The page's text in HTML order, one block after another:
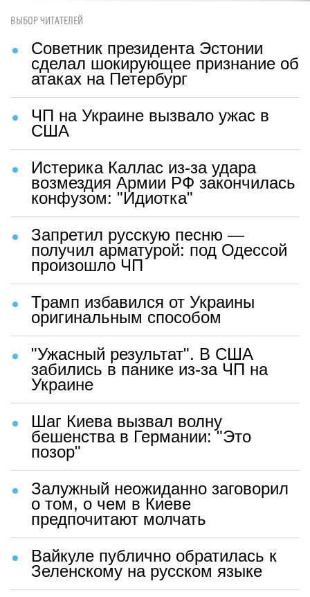
ВЫБОР ЧИТАТЕЛЕЙ
Советник президента Эстонии
сделал шокирующее признание об
атаках на Петербург
ЧП на Украине вызвало ужас в
США
Истерика Каллас из-за удара
возмездия Армии РФ закончилась
конфузом: "Идиотка"
Запретил русскую песню —
получил арматурой: под Одессой
произошло ЧП
Трамп избавился от Украины
оригинальным способом
"Ужасный результат". В США
забились в панике из-за ЧП на
Украине
Шаг Киева вызвал волну
бешенства в Германии: "Это
позор"
Залужный неожиданно заговорил
о том, о чем в Киеве
предпочитают молчать
Вайкуле публично обратилась к
Зеленскому на русском языке